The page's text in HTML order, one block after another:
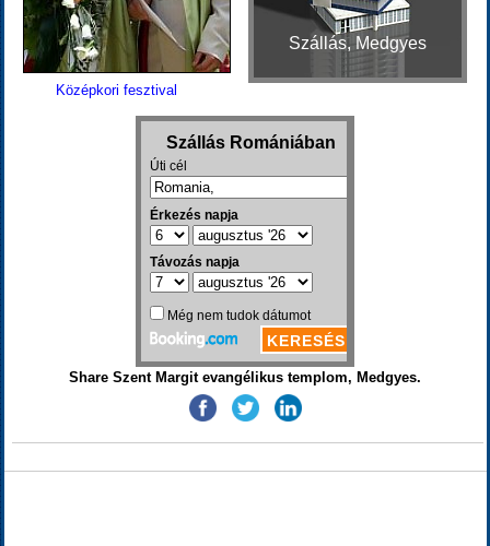
Középkori fesztival
Szállás, Medgyes
Share Szent Margit evangélikus templom, Medgyes.